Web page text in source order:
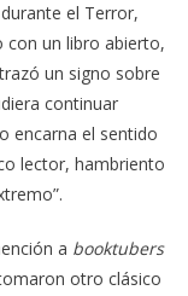
el Terror,
un libro abierto,
un signo sobre
continuar
encarna el sentido
lector, hambriento
a booktubers
otro clásico